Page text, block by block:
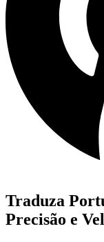
Traduza
Precisão e